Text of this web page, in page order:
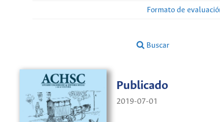
Formato de
Buscar
Publicado
2019-07-01